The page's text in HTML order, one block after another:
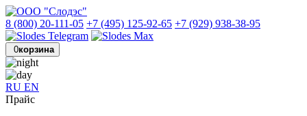
8 (800) 20-111-05 +7 (495) 125-92-65 +7 (929) 938-38-95
0корзина
RU EN
Прайс